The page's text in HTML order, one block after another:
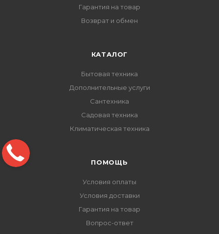
Гарантия на товар
Возврат и обмен
КАТАЛОГ
Бытовая техника
Дополнительные услуги
Сантехника
Садовая техника
Климатическая техника
ПОМОЩЬ
Условия оплаты
Условия доставки
Гарантия на товар
Вопрос-ответ